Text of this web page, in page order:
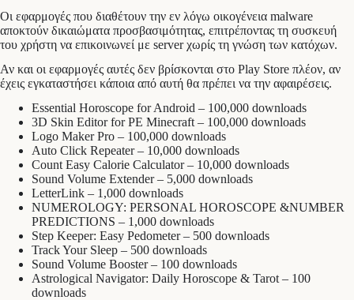
Οι εφαρμογές που διαθέτουν την εν λόγω οικογένεια malware
αποκτούν δικαιώματα προσβασιμότητας, επιτρέποντας τη συσκευή
του χρήστη να επικοινωνεί με server χωρίς τη γνώση των κατόχων.
Αν και οι εφαρμογές αυτές δεν βρίσκονται στο Play Store πλέον, αν
έχεις εγκαταστήσει κάποια από αυτή θα πρέπει να την αφαιρέσεις.
Essential Horoscope for Android – 100,000 downloads
3D Skin Editor for PE Minecraft – 100,000 downloads
Logo Maker Pro – 100,000 downloads
Auto Click Repeater – 10,000 downloads
Count Easy Calorie Calculator – 10,000 downloads
Sound Volume Extender – 5,000 downloads
LetterLink – 1,000 downloads
NUMEROLOGY: PERSONAL HOROSCOPE &NUMBER
PREDICTIONS – 1,000 downloads
Step Keeper: Easy Pedometer – 500 downloads
Track Your Sleep – 500 downloads
Sound Volume Booster – 100 downloads
Astrological Navigator: Daily Horoscope & Tarot – 100
downloads